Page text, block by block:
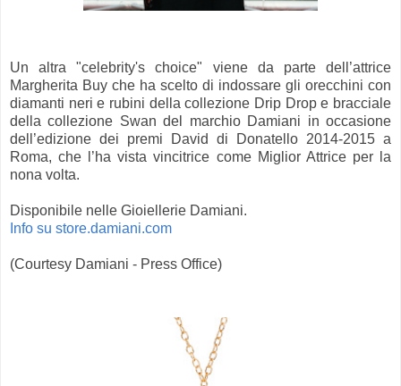
Un altra "celebrity's choice" viene da parte dell’attrice
Margherita Buy che ha scelto di indossare gli orecchini con
diamanti neri e rubini della collezione Drip Drop e bracciale
della collezione Swan del marchio Damiani in occasione
dell’edizione dei premi David di Donatello 2014-2015 a
Roma, che l’ha vista vincitrice come Miglior Attrice per la
nona volta.
Disponibile nelle Gioiellerie Damiani.
Info su store.damiani.com
(Courtesy Damiani - Press Office)